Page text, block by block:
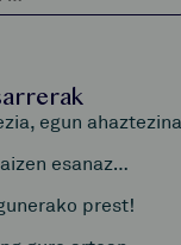
egun
esanaz…
prest!